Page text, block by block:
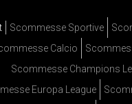
Scommesse Sportive
Calcio
Scommesse Champions
Europa League